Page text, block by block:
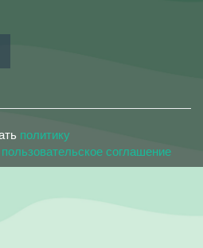
политику
пользовательское соглашение